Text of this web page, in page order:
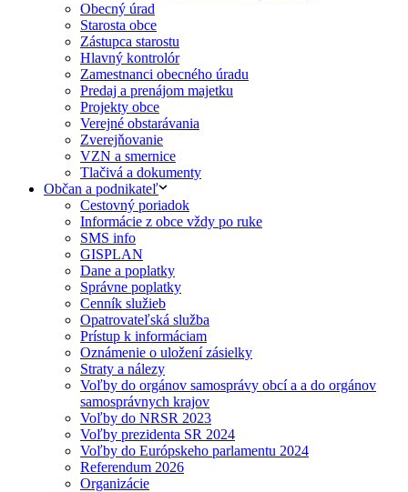
Obecný úrad
Starosta obce
Zástupca starostu
Hlavný kontrolór
Zamestnanci obecného úradu
Predaj a prenájom majetku
Projekty obce
Verejné obstarávania
Zverejňovanie
VZN a smernice
Tlačivá a dokumenty
Občan a podnikateľ
Cestovný poriadok
Informácie z obce vždy po ruke
SMS info
GISPLAN
Dane a poplatky
Správne poplatky
Cenník služieb
Opatrovateľská služba
Prístup k informáciam
Oznámenie o uložení zásielky
Straty a nálezy
Voľby do orgánov samosprávy obcí a a do orgánov
samosprávnych krajov
Voľby do NRSR 2023
Voľby prezidenta SR 2024
Voľby do Európskeho parlamentu 2024
Referendum 2026
Organizácie